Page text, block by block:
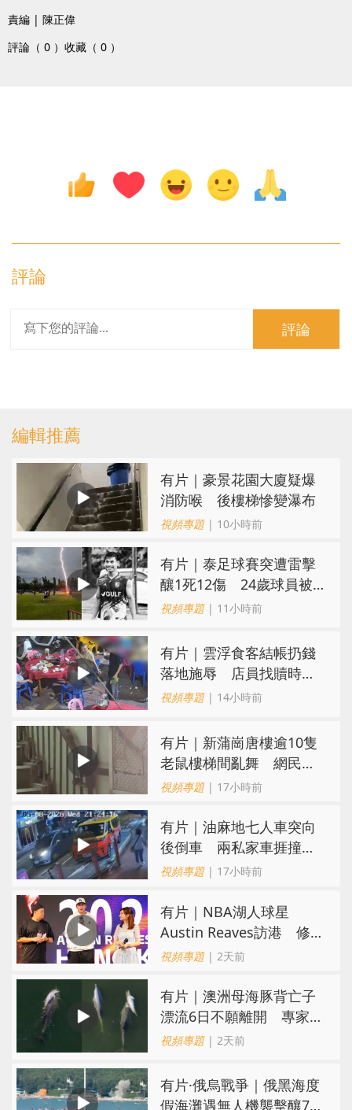
責編 | 陳正偉
評論（ 0 ） 收藏（ 0 ）
評論
評論
編輯推薦
有片｜豪景花園大廈疑爆
消防喉 後樓梯慘變瀑布
視頻專題| 10小時前
有片｜泰足球賽突遭雷擊
釀1死12傷 24歲球員被
閃電劈中亡
視頻專題| 11小時前
​有片｜雲浮食客結帳扔錢
落地施辱 店員找贖時還
施彼身獲老闆肯定
視頻專題| 14小時前
有片｜新蒲崗唐樓逾10隻
老鼠樓梯間亂舞 網民嚇
親：每次經過都要好大勇
視頻專題| 17小時前
有片｜油麻地七人車突向
後倒車 兩私家車捱撞
司機不顧而去
視頻專題| 17小時前
有片｜NBA湖人球星
Austin Reaves訪港 修
頓與青少年交流球技
視頻專題| 2天前
有片｜澳洲母海豚背亡子
漂流6日不願離開 專家：
極度悲傷下的哀悼行為
視頻專題| 2天前
​有片·俄烏戰爭｜俄黑海度
假海灘遇無人機襲擊釀7死